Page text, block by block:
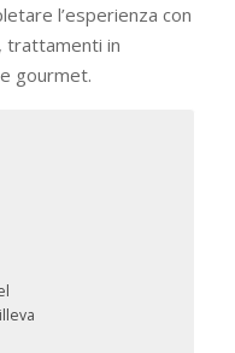
l’esperienza con
trattamenti in
gourmet.